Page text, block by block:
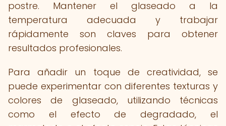
postre. Mantener el glaseado a la
temperatura adecuada y trabajar
rápidamente son claves para obtener
resultados profesionales.
Para añadir un toque de creatividad, se
puede experimentar con diferentes texturas y
colores de glaseado, utilizando técnicas
como el efecto de degradado, el